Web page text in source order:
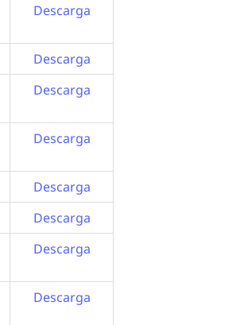
Descarga
Descarga
Descarga
Descarga
Descarga
Descarga
Descarga
Descarga